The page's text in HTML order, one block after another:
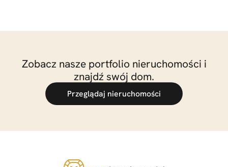
Zobacz nasze portfolio nieruchomości i
znajdź swój dom.
Przeglądaj nieruchomości